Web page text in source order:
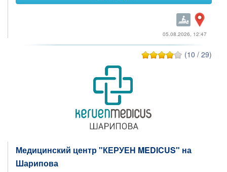
05.08.2026, 12:47
(10 / 29)
Медицинский центр "КЕРУЕН MEDICUS" на
Шарипова